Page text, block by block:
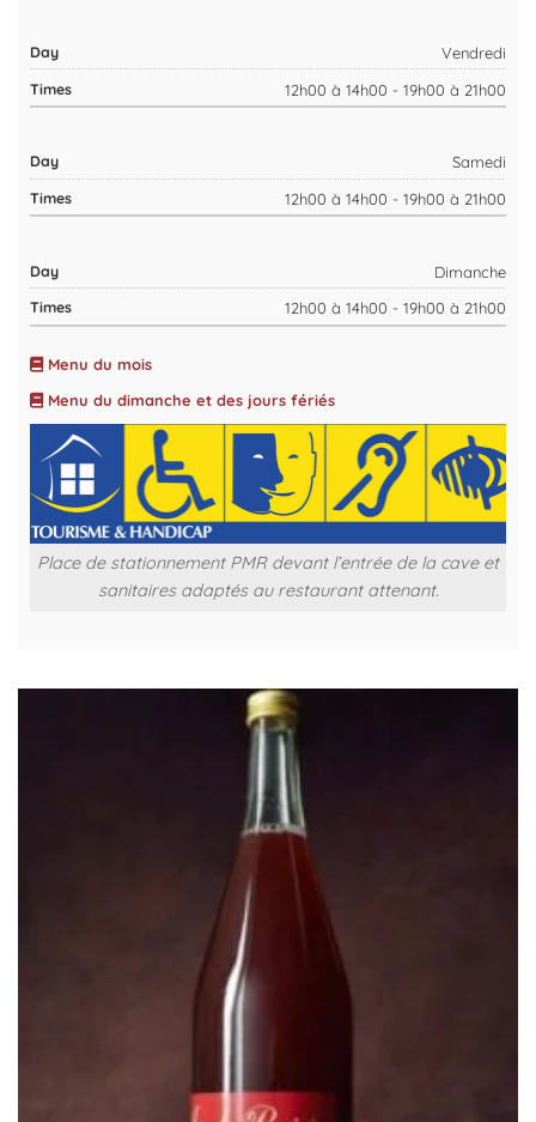
Vendredi
12h00 à 14h00 - 19h00 à 21h00
Samedi
12h00 à 14h00 - 19h00 à 21h00
Dimanche
12h00 à 14h00 - 19h00 à 21h00
Menu du mois
Menu du dimanche et des jours fériés
Place de stationnement PMR devant l’entrée de la cave et
sanitaires adaptés au restaurant attenant.